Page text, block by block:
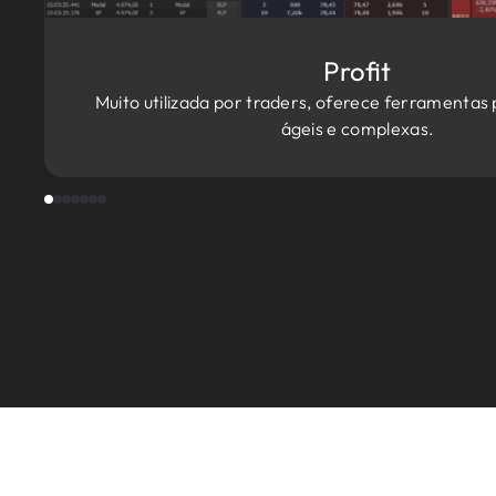
Profit
Muito utilizada por traders, oferece ferramentas
ágeis e complexas.